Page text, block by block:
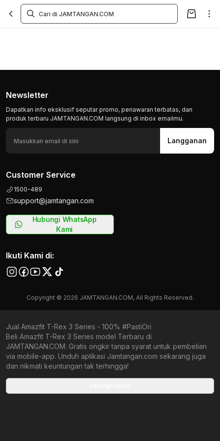
Newsletter
Dapatkan info eksklusif seputar promo, penawaran terbatas, dan
produk terbaru JAMTANGAN.COM langsung di inbox emailmu.
Langganan
Customer Service
1500-489
support@jamtangan.com
Hubungi WhatsApp
Kami
Ikuti Kami di:
Copyright © 2026 JAMTANGAN.COM, All Rights Reserved.
Jual Amazfit T-Rex 3 Series - 100% #PastiOri
Beli Amazfit T-Rex 3 Series model Terbaru di
JAMTANGAN.COM. Gratis ongkir tanpa syarat untuk pembelian
via mobile-app. Unduh aplikasi Jamtangan.com sekarang juga
dan nikmati keuntungan tak terhingga!
Amazfit Active